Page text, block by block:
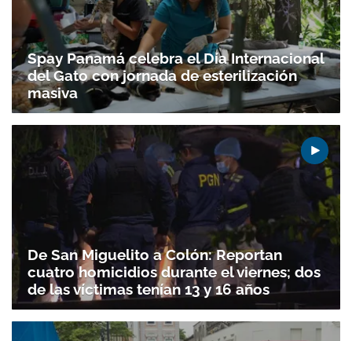
Spay Panamá celebra el Día Internacional
del Gato con jornada de esterilización
masiva
De San Miguelito a Colón: Reportan
cuatro homicidios durante el viernes; dos
de las víctimas tenían 13 y 16 años